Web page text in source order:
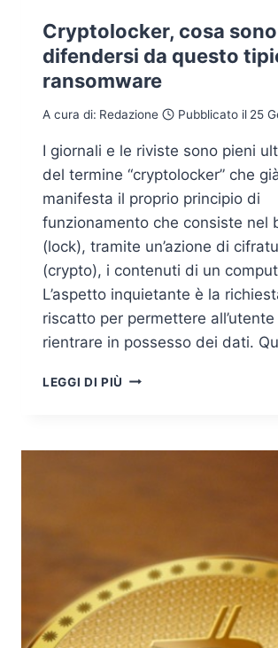
Cryptolocker, cosa
difendersi da questo
ransomware
A cura di: Redazione Pubblicato il 25
I giornali e le riviste sono pieni
del termine “cryptolocker” che
manifesta il proprio principio di
funzionamento che consiste nel
(lock), tramite un’azione di
(crypto), i contenuti di un
L’aspetto inquietante è la
riscatto per permettere all’utente
rientrare in possesso dei dati.
LEGGI DI PIÙ CRYPTOLOCKER,
COME
RANSOMWARE